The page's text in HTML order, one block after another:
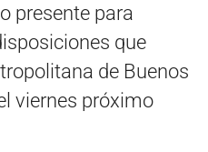
presente para
que
de Buenos
viernes próximo